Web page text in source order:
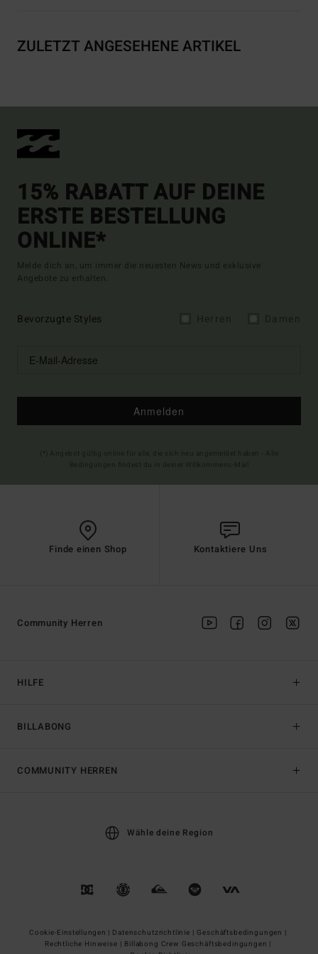
ZULETZT ANGESEHENE ARTIKEL
15% RABATT AUF DEINE
ERSTE BESTELLUNG
ONLINE*
Melde dich an, um immer die neuesten News und exklusive
Angebote zu erhalten.
Bevorzugte Styles
Anmelden
Finde einen Shop Kontaktiere Uns
HILFE
BILLABONG
Community Herren
COMMUNITY HERREN
Wähle deine Region
Cookie-Einstellungen | Datenschutzrichtlinie | Geschäftsbedingungen |
Rechtliche Hinweise | Billabong Crew Geschäftsbedingungen |